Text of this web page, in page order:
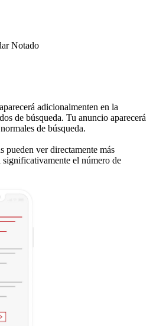
Notado
adicionalmenten en la
de búsqueda. Tu anuncio aparecerá
de búsqueda.
pueden ver directamente más
el número de